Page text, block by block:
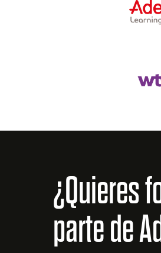
¿Quieres
parte de